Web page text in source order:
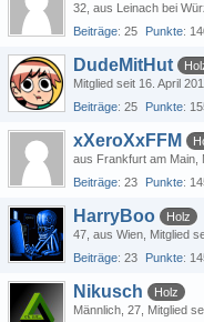
32 aus Leinach bei
Beiträge 25 Punkte
DudeMitHut
Mitglied seit 16. April
Beiträge 25 Punkte
xXeroXxFFM
aus Frankfurt am Main
Beiträge 23 Punkte
HarryBoo
Holz
47 aus Wien Mitglied
Beiträge 23 Punkte
Nikusch
Holz
Männlich 27 Mitglied